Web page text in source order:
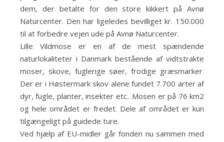
dem, der betalte for den store kikkert på Avnø
Naturcenter. Den har ligeledes bevilliget kr. 150.000
til at forbedre vejen ude på Avnø Naturcenter.
Lille Vildmose er en af de mest spændende
naturlokaliteter i Danmark bestående af vidtstrakte
moser, skove, fuglerige søer, frodige græsmarker.
Der er i Høstermark skov alene fundet 7.700 arter af
dyr, fugle, planter, insekter etc.. Mosen er på 76 km2
og hele området er fredet. Dele af området er kun
tilgængeligt på guidede ture.
Ved hjælp af EU-midler går fonden nu sammen med